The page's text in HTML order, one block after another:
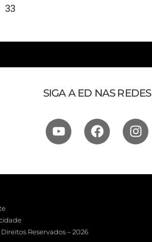
33
SIGA A ED NAS REDES
Reservados – 2026